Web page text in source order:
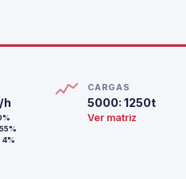
h
55%
4%
CARGAS
5000: 1250t
Ver matriz